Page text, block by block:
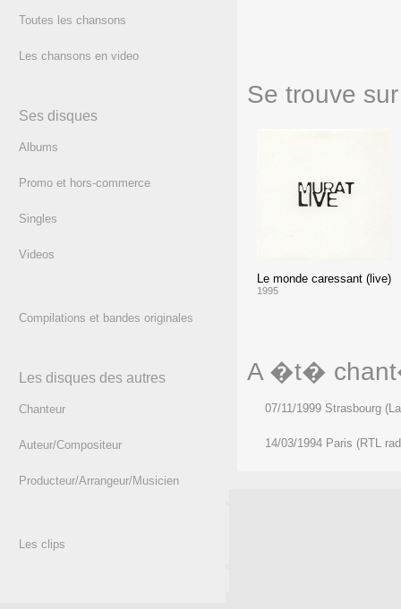
Toutes les chansons
Les chansons en video
Ses disques
Albums
Promo et hors-commerce
Singles
Videos
Compilations et bandes originales
Les disques des autres
Chanteur
Auteur/Compositeur
Producteur/Arrangeur/Musicien
Les clips
Se trouve
Le monde caressant (live)
1995
A �t�
07/11/1999 Strasbourg
14/03/1994 Paris (RTL